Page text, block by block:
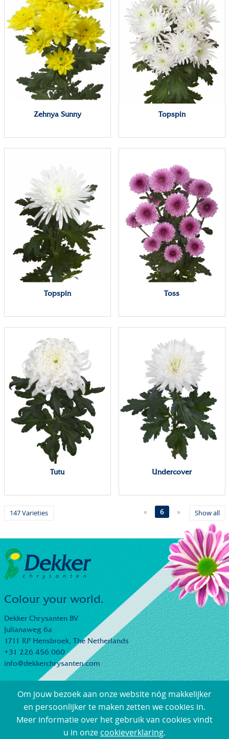
Zehnya Sunny Topspin
Topspin Toss
Tutu Undercover
147 Varieties Show all
« 6 »
Colour your world.
Dekker Chrysanten BV
Julianaweg 6a
1711 RP Hensbroek, The Netherlands
+31 226 456 060
info@dekkerchrysanten.com
© Dekker Chrysanten |General Sales and Delivery Terms
Om jouw bezoek aan onze website nóg makkelijker
en persoonlijker te maken zetten we cookies in.
Meer informatie over het gebruik van cookies vindt
u in onze cookieverklaring.